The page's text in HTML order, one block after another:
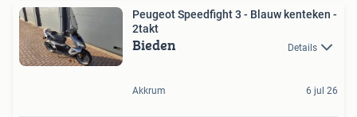
Peugeot Speedfight 3 - Blauw kenteken -
2takt
Bieden Details
Akkrum 6 jul 26